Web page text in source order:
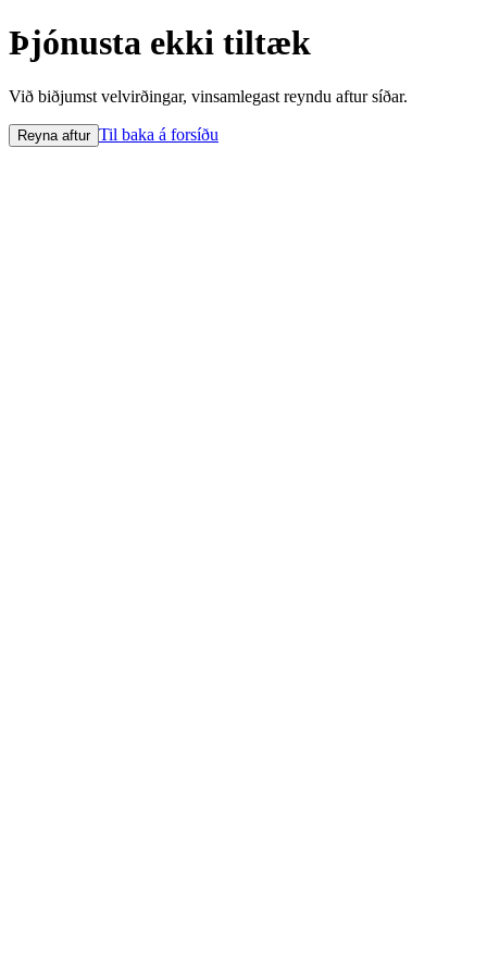
Þjónusta ekki tiltæk
Við biðjumst velvirðingar, vinsamlegast reyndu aftur síðar.
Reyna aftur Til baka á forsíðu